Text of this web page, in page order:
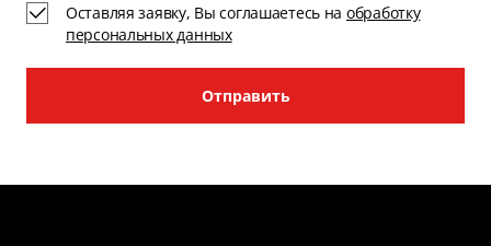
Отправить
Оставляя заявку, Вы соглашаетесь на обработку
персональных данных